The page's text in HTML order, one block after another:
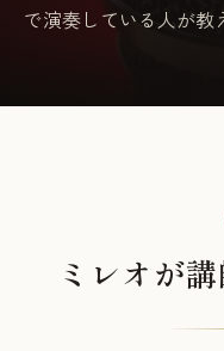
で演奏している人が教
ミレオが